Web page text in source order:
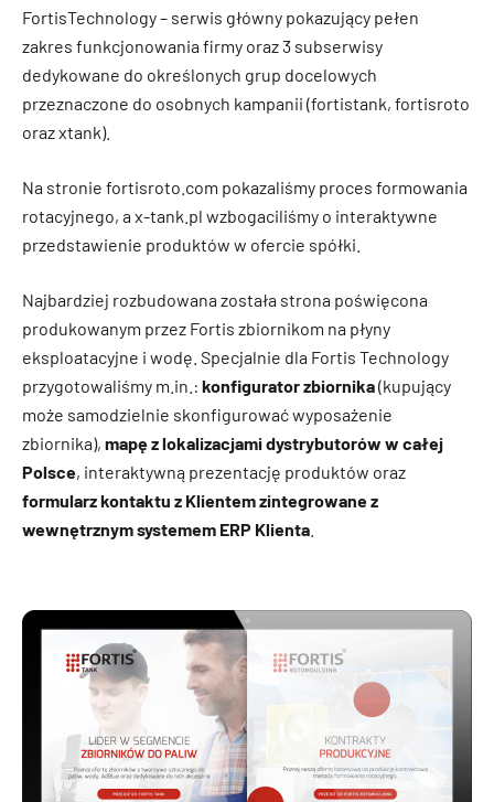
FortisTechnology – serwis główny pokazujący pełen
zakres funkcjonowania firmy oraz 3 subserwisy
dedykowane do określonych grup docelowych
przeznaczone do osobnych kampanii (fortistank, fortisroto
oraz xtank).
Na stronie fortisroto.com pokazaliśmy proces formowania
rotacyjnego, a x-tank.pl wzbogaciliśmy o interaktywne
przedstawienie produktów w ofercie spółki.
Najbardziej rozbudowana została strona poświęcona
produkowanym przez Fortis zbiornikom na płyny
eksploatacyjne i wodę. Specjalnie dla Fortis Technology
przygotowaliśmy m.in.: konfigurator zbiornika(kupujący
może samodzielnie skonfigurować wyposażenie
zbiornika), mapę z lokalizacjami dystrybutorów w całej
Polsce, interaktywną prezentację produktów oraz
formularz kontaktu z Klientemzintegrowane z
wewnętrznym systemem ERP Klienta